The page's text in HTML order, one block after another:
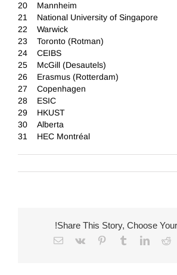
20 Mannheim
21 National University of Singapore
22 Warwick
23 Toronto (Rotman)
24 CEIBS
25 McGill (Desautels)
26 Erasmus (Rotterdam)
27 Copenhagen
28 ESIC
29 HKUST
30 Alberta
31 HEC Montréal
Share This Story, Choose
Reddit
LinkedIn
Tumblr
Pinterest
Vk
Email